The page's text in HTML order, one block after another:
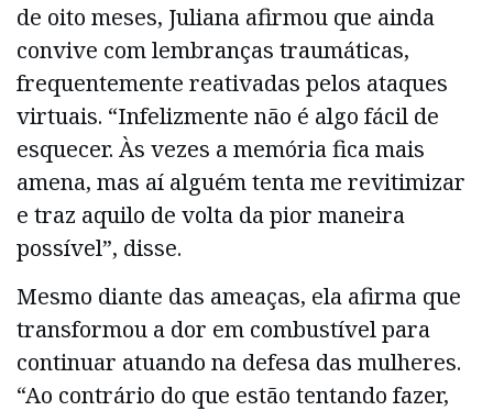
de oito meses, Juliana afirmou que ainda
convive com lembranças traumáticas,
frequentemente reativadas pelos ataques
virtuais. “Infelizmente não é algo fácil de
esquecer. Às vezes a memória fica mais
amena, mas aí alguém tenta me revitimizar
e traz aquilo de volta da pior maneira
possível”, disse.
Mesmo diante das ameaças, ela afirma que
transformou a dor em combustível para
continuar atuando na defesa das mulheres.
“Ao contrário do que estão tentando fazer,